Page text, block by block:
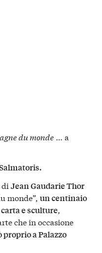
du monde … a
Jean Gaudarie Thor
monde”, un centinaio
e sculture,
che in occasione
proprio a Palazzo